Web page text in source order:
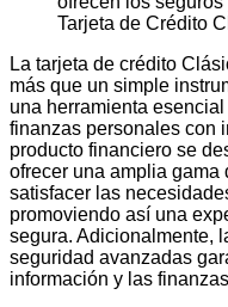
Tarjeta de Crédito
La tarjeta de crédito
más que un simple
una herramienta
finanzas personales con
producto financiero se
ofrecer una amplia
satisfacer las
promoviendo así una
segura. Adicionalmente,
seguridad avanzadas
información y las